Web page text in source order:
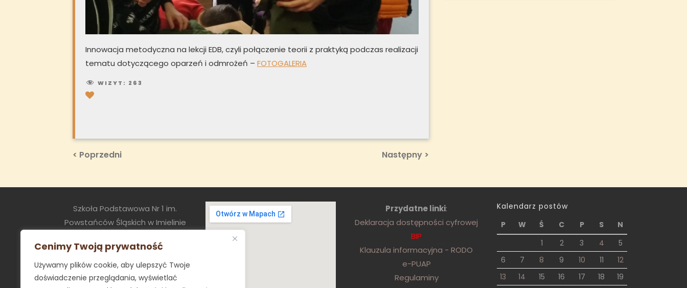
Cenimy Twoją prywatność
Używamy plików cookie, aby ulepszyć Twoje
doświadczenie przeglądania, wyświetlać
Innowacja metodyczna na lekcji EDB, czyli połączenie teorii z praktyką podczas realizacji
tematu dotyczącego oparzeń i odmrożeń – FOTOGALERIA
WIZYT: 263
Nawigacja
Previous
< Poprzedni
Next
Następny >
Szkoła Podstawowa Nr 1 im.
Powstańców Śląskich w Imielinie
41-407 Imielin
sekretariat@sp1.imielin.pl
tel:+48 32 2256054
Przydatne linki:
Deklaracja dostępności cyfrowej
BIP
Klauzula informacyjna - RODO
e-PUAP
Regulaminy
Kalendarz postów
P
W Ś C P S
N
1
2 3 4
5
6
7 8 9 10 11
12
13
14 15 16 17 18 19